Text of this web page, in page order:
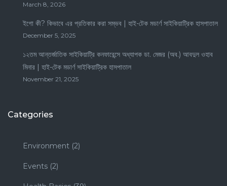
March 8, 2026
ইগো কী? কিভাবে এর প্রতিকার করা সম্ভব | হাই-টেক মডার্ণ সাইকিয়াট্রিক হাসপাতাল
December 5, 2025
১২তম আন্তর্জাতিক সাইকিয়াট্রি কনফারেন্সে অধ্যাপক ডা. মেজর (অব.) আবদুল ওহাব
মিনার | হাই-টেক মডার্ণ সাইকিয়াট্রিক হাসপাতাল
November 21, 2025
Categories
Environment (2)
Events (2)